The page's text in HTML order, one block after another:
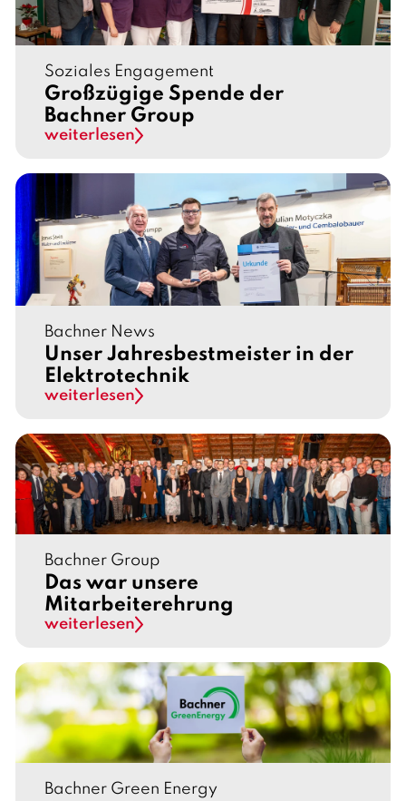
Soziales Engagement
Großzügige Spende der
Bachner Group
weiterlesen
Bachner News
Unser Jahresbestmeister in der
Elektrotechnik
weiterlesen
Bachner Group
Das war unsere
Mitarbeiterehrung
weiterlesen
Bachner Green Energy